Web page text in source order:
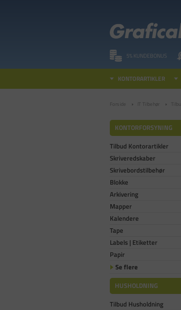
5% KUNDEBONUS
KONTORARTIKLER
Forside IT Tilbehør
KONTORFORSYNING
Tilbud Kontorartikler
Skriveredskaber
Skrivebordstilbehør
Blokke
Arkivering
Mapper
Kalendere
Tape
Labels | Etiketter
Papir
Se flere
HUSHOLDNING
Tilbud Husholdning